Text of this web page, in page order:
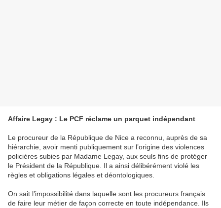
Affaire Legay : Le PCF réclame un parquet indépendant
Le procureur de la République de Nice a reconnu, auprès de sa
hiérarchie, avoir menti publiquement sur l’origine des violences
policières subies par Madame Legay, aux seuls fins de protéger
le Président de la République. Il a ainsi délibérément violé les
règles et obligations légales et déontologiques.
On sait l’impossibilité dans laquelle sont les procureurs français
de faire leur métier de façon correcte en toute indépendance. Ils